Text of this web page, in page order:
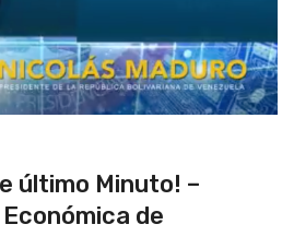
último Minuto! –
de